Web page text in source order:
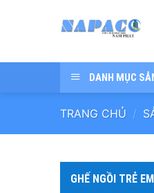
dung
DANH MỤC
TRANG CHỦ /
GHẾ NGỒI TRẺ EM